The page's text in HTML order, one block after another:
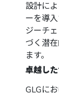
設計に
ーを導
ジーチ
づく潜
ます。
卓越し
GLGに